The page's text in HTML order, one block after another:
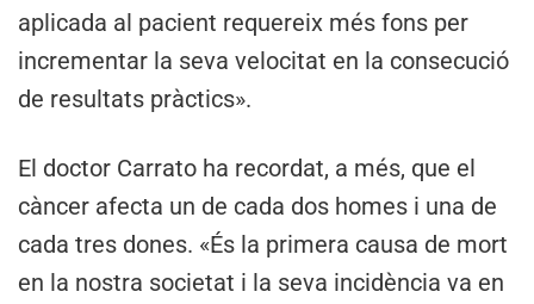
aplicada al pacient requereix més fons per
incrementar la seva velocitat en la consecució
de resultats pràctics».
El doctor Carrato ha recordat, a més, que el
càncer afecta un de cada dos homes i una de
cada tres dones. «És la primera causa de mort
en la nostra societat i la seva incidència va en